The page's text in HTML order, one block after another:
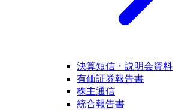
決算短信・説明会資料
有価証券報告書
株主通信
統合報告書